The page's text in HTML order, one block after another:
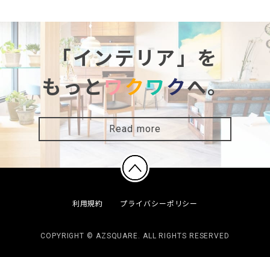
「インテリア」を
もっとワクワクへ。
Read more
利用規約 プライバシーポリシー
COPYRIGHT © AZSQUARE. ALL RIGHTS RESERVED